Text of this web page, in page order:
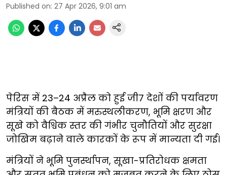
Published on: 27 Apr 2026, 9:01 am
पेरिस में 23–24 अप्रैल को हुई जी7 देशों की पर्यावरण
मंत्रियों की बैठक में मरुस्थलीकरण, भूमि क्षरण और
सूखे को वैश्विक स्तर की गंभीर चुनौतियों और सुरक्षा
जोखिम बढ़ाने वाले कारकों के रूप में मान्यता दी गई।
मंत्रियों ने भूमि पुनर्स्थापन, सूखा-प्रतिरोधक क्षमता